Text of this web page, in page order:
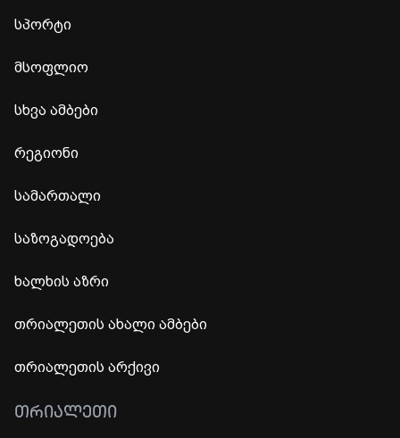
სპორტი
მსოფლიო
სხვა ამბები
რეგიონი
სამართალი
საზოგადოება
ხალხის აზრი
თრიალეთის ახალი ამბები
თრიალეთის არქივი
ᲗᲠᲘᲐᲚᲔᲗᲘ